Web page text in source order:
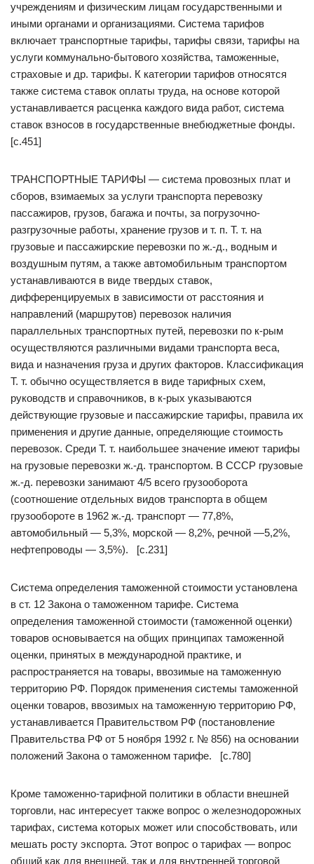
учреждениям и физическим лицам государственными и
иными органами и организациями. Система тарифов
включает транспортные тарифы, тарифы связи, тарифы на
услуги коммунально-бытового хозяйства, таможенные,
страховые и др. тарифы. К категории тарифов относятся
также система ставок оплаты труда, на основе которой
устанавливается расценка каждого вида работ, система
ставок взносов в государственные внебюджетные фонды.
[c.451]
ТРАНСПОРТНЫЕ ТАРИФЫ — система провозных плат и
сборов, взимаемых за услуги транспорта перевозку
пассажиров, грузов, багажа и почты, за погрузочно-
разгрузочные работы, хранение грузов и т. п. Т. т. на
грузовые и пассажирские перевозки по ж.-д., водным и
воздушным путям, а также автомобильным транспортом
устанавливаются в виде твердых ставок,
дифференцируемых в зависимости от расстояния и
направлений (маршрутов) перевозок наличия
параллельных транспортных путей, перевозки по к-рым
осуществляются различными видами транспорта веса,
вида и назначения груза и других факторов. Классификация
Т. т. обычно осуществляется в виде тарифных схем,
руководств и справочников, в к-рых указываются
действующие грузовые и пассажирские тарифы, правила их
применения и другие данные, определяющие стоимость
перевозок. Среди Т. т. наибольшее значение имеют тарифы
на грузовые перевозки ж.-д. транспортом. В СССР грузовые
ж.-д. перевозки занимают 4/5 всего грузооборота
(соотношение отдельных видов транспорта в общем
грузообороте в 1962 ж.-д. транспорт — 77,8%,
автомобильный — 5,3%, морской — 8,2%, речной —5,2%,
нефтепроводы — 3,5%). [c.231]
Система определения таможенной стоимости установлена
в ст. 12 Закона о таможенном тарифе. Система
определения таможенной стоимости (таможенной оценки)
товаров основывается на общих принципах таможенной
оценки, принятых в международной практике, и
распространяется на товары, ввозимые на таможенную
территорию РФ. Порядок применения системы таможенной
оценки товаров, ввозимых на таможенную территорию РФ,
устанавливается Правительством РФ (постановление
Правительства РФ от 5 ноября 1992 г. № 856) на основании
положений Закона о таможенном тарифе. [c.780]
Кроме таможенно-тарифной политики в области внешней
торговли, нас интересует также вопрос о железнодорожных
тарифах, система которых может или способствовать, или
мешать росту экспорта. Этот вопрос о тарифах — вопрос
общий как для внешней, так и для внутренней торговой